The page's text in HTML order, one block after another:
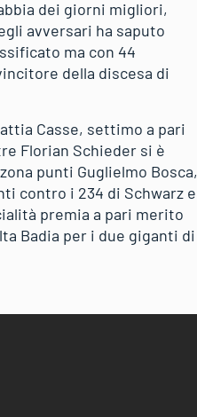
dei giorni migliori,
avversari ha saputo
ma con 44
della discesa di
Casse, settimo a pari
Florian Schieder si è
punti Guglielmo Bosca,
contro i 234 di Schwarz e
premia a pari merito
Badia per i due giganti di